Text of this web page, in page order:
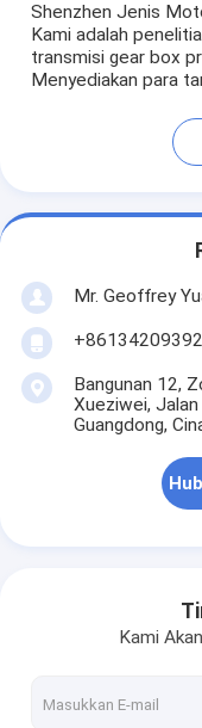
Shenzhen Jenis
Kami adalah
transmisi gear box
Menyediakan para
Mr. Geoffrey
Bangunan 12,
Xueziwei, Jalan
Guangdong,
Kami